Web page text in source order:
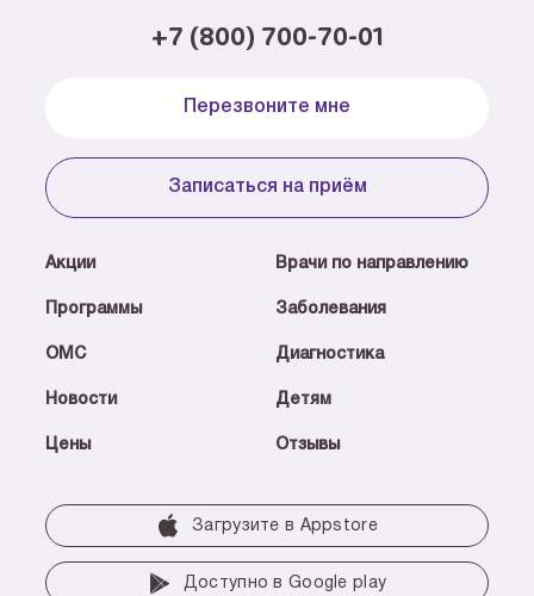
Акции
Программы
ОМС
Новости
Цены
Врачи по направлению
Заболевания
Диагностика
Детям
Отзывы
+7 (800) 700-70-01
Перезвоните мне
Записаться на приём
Загрузите в Аррstore
Доступно в Google play